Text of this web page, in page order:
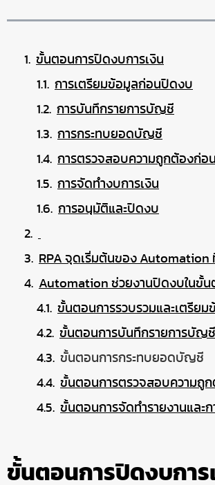
ขั้นตอนการปิดงบการเงิน
การเตรียมข้อมูลก่อนปิดงบ
การบันทึกรายการบัญชี
การกระทบยอดบัญชี
การตรวจสอบความถูกต้องก่อ
การจัดทำงบการเงิน
การอนุมัติและปิดงบ
RPA จุดเริ่มต้นของ Automation
Automation ช่วยงานปิดงบในขั้น
ขั้นตอนการรวบรวมและเตรียม
ขั้นตอนการบันทึกรายการบัญชี
ขั้นตอนการกระทบยอดบัญชี
ขั้นตอนการตรวจสอบความถู
ขั้นตอนการจัดทำรายงานและ
ขั้นตอนการปิดงบการ